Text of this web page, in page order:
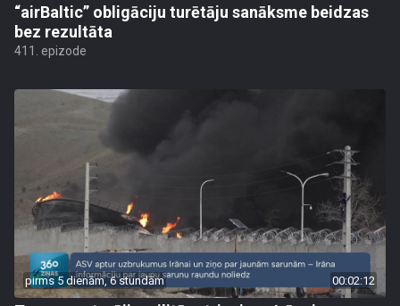
“airBaltic” obligāciju turētāju sanāksme beidzas
bez rezultāta
411. epizode
pirms 5 dienām, 6 stundām 00:02:12